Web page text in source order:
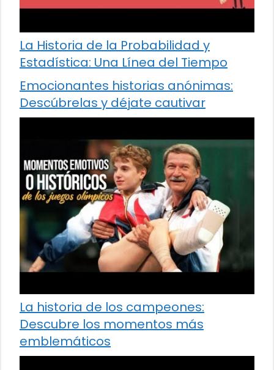
La Historia de la Probabilidad y
Estadística: Una Línea del Tiempo
Emocionantes historias anónimas:
Descúbrelas y déjate cautivar
La historia de los campeones:
Descubre los momentos más
emblemáticos